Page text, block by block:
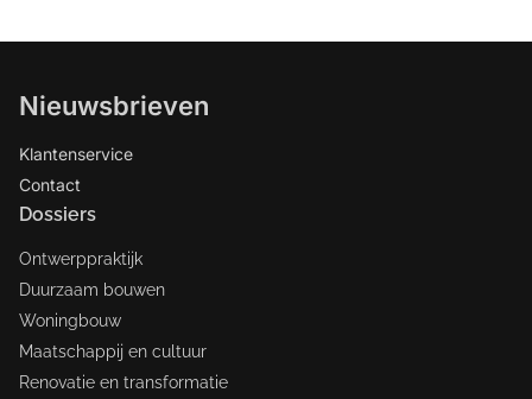
Nieuwsbrieven
Klantenservice
Contact
Dossiers
Ontwerppraktijk
Duurzaam bouwen
Woningbouw
Maatschappij en cultuur
Renovatie en transformatie